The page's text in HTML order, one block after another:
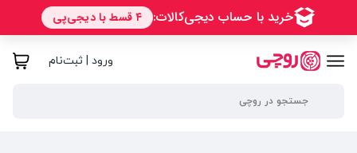
ورود | ثبت‌نام